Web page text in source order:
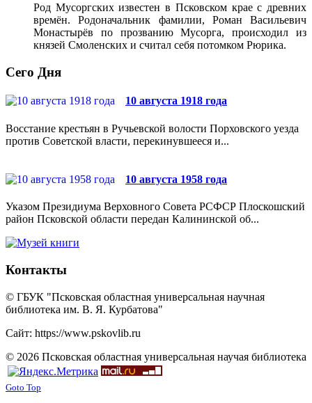
Род Мусоргских известен в Псковском крае с древних
времён. Родоначальник фамилии, Роман Васильевич
Монастырёв по прозванию Мусорга, происходил из
князей Смоленских и считал себя потомком Рюрика.
Сего Дня
10 августа 1918 года
Восстание крестьян в Ручьевской волости Порховского уезда
против Советской власти, перекинувшееся и...
10 августа 1958 года
Указом Президиума Верховного Совета РСФСР Плоскошский
район Псковской области передан Калининской об...
Контакты
© ГБУК "Псковская областная универсальная научная
библиотека им. В. Я. Курбатова"
Сайт: https://www.pskovlib.ru
© 2026 Псковская областная универсальная научая библиотека
Goto Top